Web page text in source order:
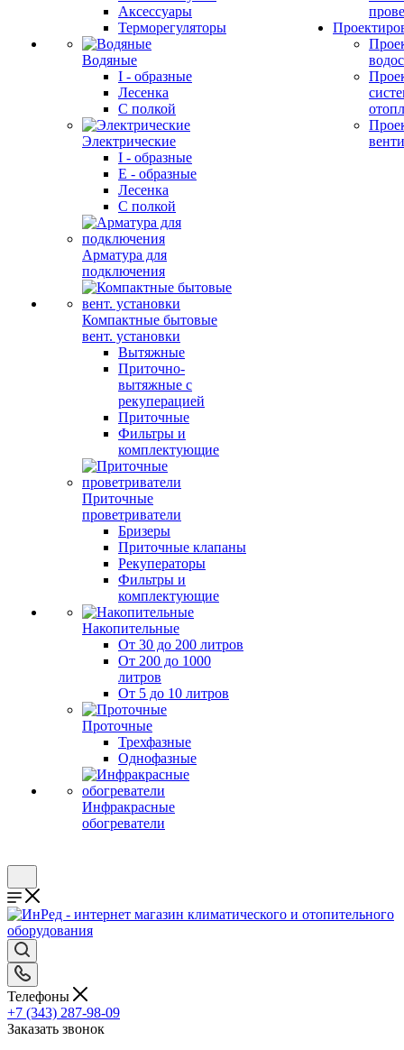
Аксессуары
Терморегуляторы
Водяные
I - образные
Лесенка
С полкой
Электрические
I - образные
E - образные
Лесенка
С полкой
Арматура для
подключения
Компактные бытовые
вент. установки
Вытяжные
Приточно-
вытяжные с
рекуперацией
Приточные
Фильтры и
комплектующие
Приточные
проветриватели
Бризеры
Приточные клапаны
Рекуператоры
Фильтры и
комплектующие
Накопительные
От 30 до 200 литров
От 200 до 1000
литров
От 5 до 10 литров
Проточные
Трехфазные
Однофазные
Инфракрасные
обогреватели
Телефоны
+7 (343) 287-98-09
Заказать звонок